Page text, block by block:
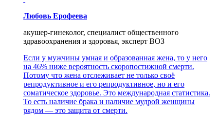
Любовь Ерофеева
акушер-гинеколог, специалист общественного
здравоохранения и здоровья, эксперт ВОЗ
Если у мужчины умная и образованная жена, то у него
на 46% ниже вероятность скоропостижной смерти.
Потому что жена отслеживает не только своё
репродуктивное и его репродуктивное, но и его
соматическое здоровье. Это международная статистика.
То есть наличие брака и наличие мудрой женщины
рядом — это защита от смерти.